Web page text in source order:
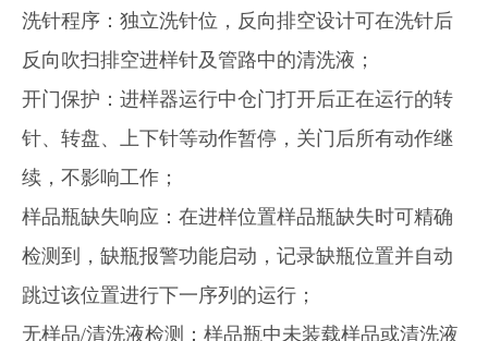
洗针程序：独立洗针位，反向排空设计可在洗针后
反向吹扫排空进样针及管路中的清洗液；
开门保护：进样器运行中仓门打开后正在运行的转
针、转盘、上下针等动作暂停，关门后所有动作继
续，不影响工作；
样品瓶缺失响应：在进样位置样品瓶缺失时可精确
检测到，缺瓶报警功能启动，记录缺瓶位置并自动
跳过该位置进行下一序列的运行；
无样品/清洗液检测：样品瓶中未装载样品或清洗液